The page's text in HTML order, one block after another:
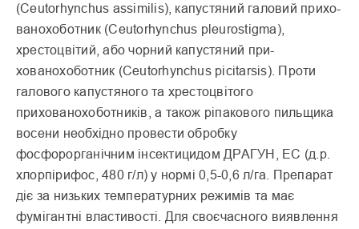
(Ceutorhynchus assimilis), капустяний галовий прихо-
ванохоботник (Ceutorhynchus pleurostigma),
хрестоцвітий, або чорний капустяний при-
хованохоботник (Ceutorhynchus picitarsis). Проти
галового капустяного та хрестоцвітого
прихованохоботників, а також ріпакового пильщика
восени необхідно провести обробку
фосфорорганічним інсектицидом ДРАГУН, EC (д.р.
хлорпірифос, 480 г/л) у нормі 0,5-0,6 л/га. Препарат
діє за низьких температур­них режимів та має
фумігантні властивості. Для своєчасного виявлення